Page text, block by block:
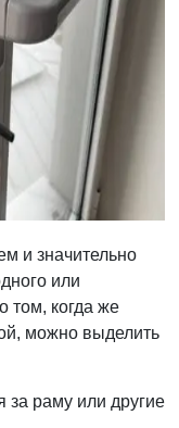
и значительно
или
том, когда же
можно выделить
за раму или другие